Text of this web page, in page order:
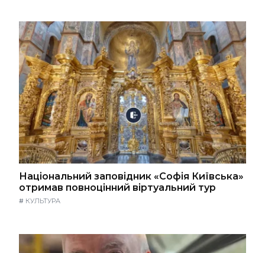
Національний заповідник «Софія Київська»
отримав повноцінний віртуальний тур
# КУЛЬТУРА